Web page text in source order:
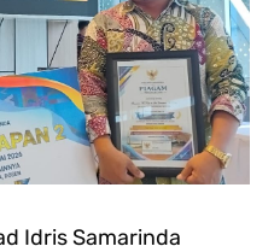
Idris Samarinda